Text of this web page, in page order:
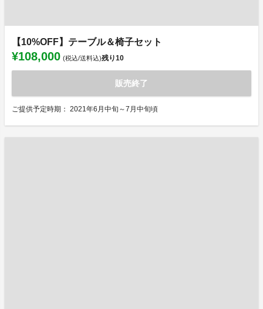
【10%OFF】テーブル＆椅子セット
¥108,000 (税込/送料込)残り10
販売終了
ご提供予定時期： 2021年6月中旬～7月中旬頃